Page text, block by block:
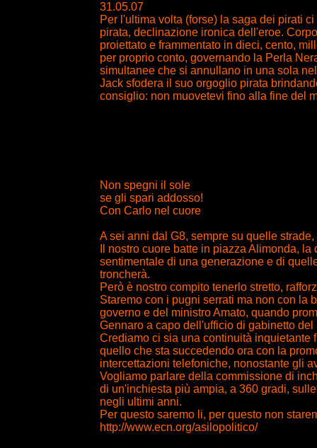
31.05.07
Per l'ultima volta (forse) la saga dei pirati
pirata, declinazione ironica dell'eroe.
proiettato e frammentato in dieci, cento,
per proprio conto, governando la Perla
simultanee che si annullano in una sola
Jack sfodera il suo orgoglio pirata
consiglio: non muovetevi fino alla fine del
Non spegni il sole
se gli spari addosso!
Con Carlo nel cuore
A sei anni dal G8, sempre su quelle
Il nostro cuore batte in piazza Alimonda,
sentimentale di una generazione e di
troncherà.
Però è nostro compito tenerlo stretto,
Staremo con i pugni serrati ma non con la
governo e del ministro Amato, quando
Gennaro a capo dell'ufficio di gabinetto
Crediamo ci sia una continuità inquietante
quello che sta succedendo ora con la
intercettazioni telefoniche, nonostante gli
Vogliamo parlare della commissione di
di un'inchiesta più ampia, a 360 gradi,
negli ultimi anni.
Per questo saremo li, per questo non
http://www.ecn.org/asilopolitico/